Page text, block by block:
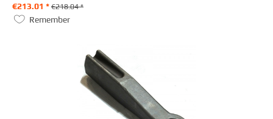
€213.01 * €218.04 *
Remember